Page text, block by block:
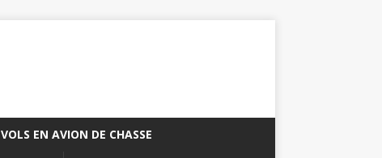
VOLS EN AVION DE CHASSE